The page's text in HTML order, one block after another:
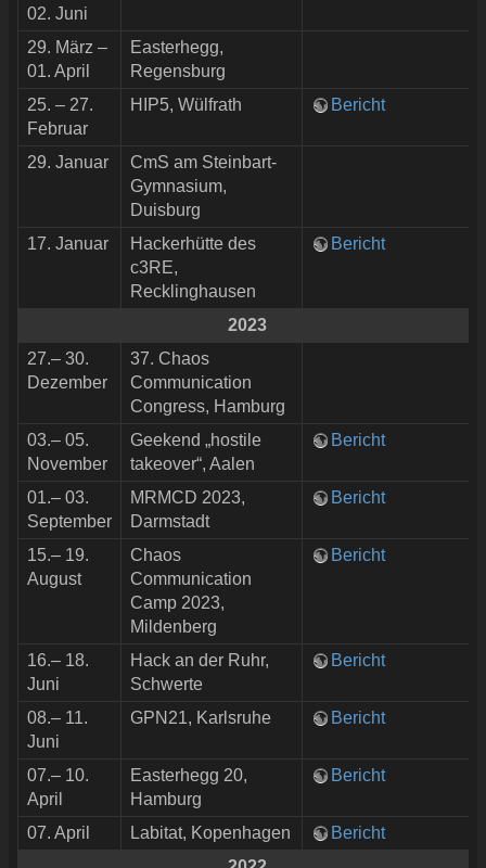
02. Juni
29. März –
01. April
Easterhegg,
Regensburg
25. – 27.
Februar
HIP5, Wülfrath Bericht
29. Januar
CmS am Steinbart-
Gymnasium,
Duisburg
17. Januar
Hackerhütte des
c3RE,
Recklinghausen
Bericht
2023
27.– 30.
Dezember
37. Chaos
Communication
Congress, Hamburg
03.– 05.
November
Geekend „hostile
takeover“, Aalen
Bericht
01.– 03.
September
MRMCD 2023,
Darmstadt
Bericht
15.– 19.
August
Chaos
Communication
Camp 2023,
Mildenberg
Bericht
16.– 18.
Juni
Hack an der Ruhr,
Schwerte
Bericht
08.– 11.
Juni
GPN21, Karlsruhe Bericht
07.– 10.
April
Easterhegg 20,
Hamburg
Bericht
07. April Labitat, Kopenhagen
Bericht